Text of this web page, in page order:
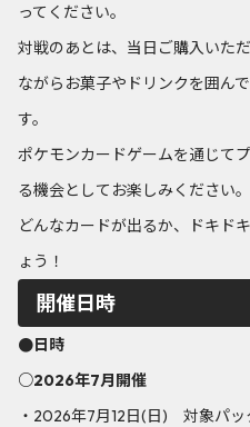
ってください。
対戦のあとは、当日ご購入いた
ながらお菓子やドリンクを囲ん
す。
ポケモンカードゲームを通じて
る機会としてお楽しみください。
どんなカードが出るか、ドキド
ょう！
開催日時
●日時
○2026年7月開催
・2026年7月12日(日) 対象パッ